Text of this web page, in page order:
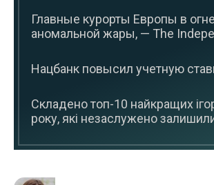
Главные курорты Европы в
аномальной жары, — The
Нацбанк повысил учетную
Складено топ-10 найкращих
року, які незаслужено